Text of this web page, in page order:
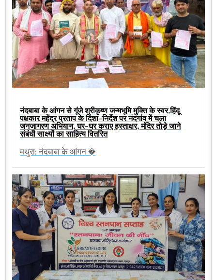
नंदबाबा के आंगन से गूंजे श्रीकृष्ण जन्मभूमि मुक्ति के स्वर,हिंदू
पक्षकार महेंद्र प्रताप के दिशा-निर्देश पर नंदगांव में चला
जनजागरण अभियान, घर-घर कराए हस्ताक्षर, मंदिर तोड़े जाने
संबंधी साक्ष्यों का साहित्य वितरित
मथुरा: नंदबाबा के आंगन �